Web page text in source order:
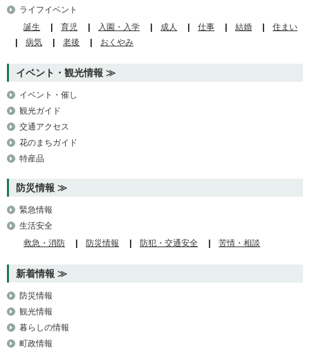
ライフイベント
誕生
育児 入園・入学 成人 仕事 結婚
住まい
病気
老後 おくやみ
イベント・観光情報
イベント・催し
観光ガイド
交通アクセス
花のまちガイド
特産品
防災情報
緊急情報
生活安全
救急・消防
防災情報 防犯・交通安全 苦情・相談
新着情報
防災情報
観光情報
暮らしの情報
町政情報